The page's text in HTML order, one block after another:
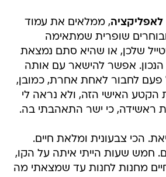
לאפליקציה, ממלאים את עמוד
שופרית שמתאימה
שלכן, או שהיא סתם נמצאת
הנכון. אפשר להישאר עם אותה
פעם לחבור לאחת אחרת, כמובן,
הקטע האישי הזה, ולא נראה לי
ראשידה, כי ישר התאהבתי בה.
הכי צבעונית ומלאת חיים.
חמש שעות הייתי איתה על הקו,
מחנות לחנות עד שמצאתי מה